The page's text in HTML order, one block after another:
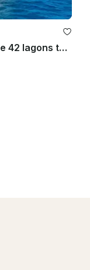
Aventure de luxe en catamaran de 42 lagons tout compris à Fajardo, Porto Rico